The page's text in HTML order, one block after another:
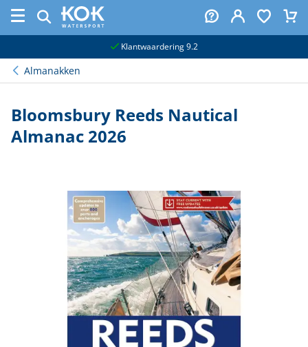
Klantwaardering 9.2
Almanakken
Bloomsbury Reeds Nautical
Almanac 2026